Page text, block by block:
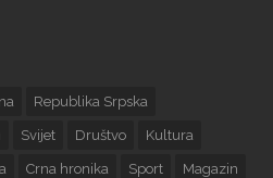
Republika Srpska
Svijet Društvo Kultura
Crna hronika Sport Magazin